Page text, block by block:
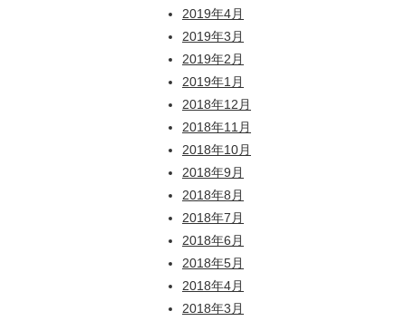
2019年4月
2019年3月
2019年2月
2019年1月
2018年12月
2018年11月
2018年10月
2018年9月
2018年8月
2018年7月
2018年6月
2018年5月
2018年4月
2018年3月